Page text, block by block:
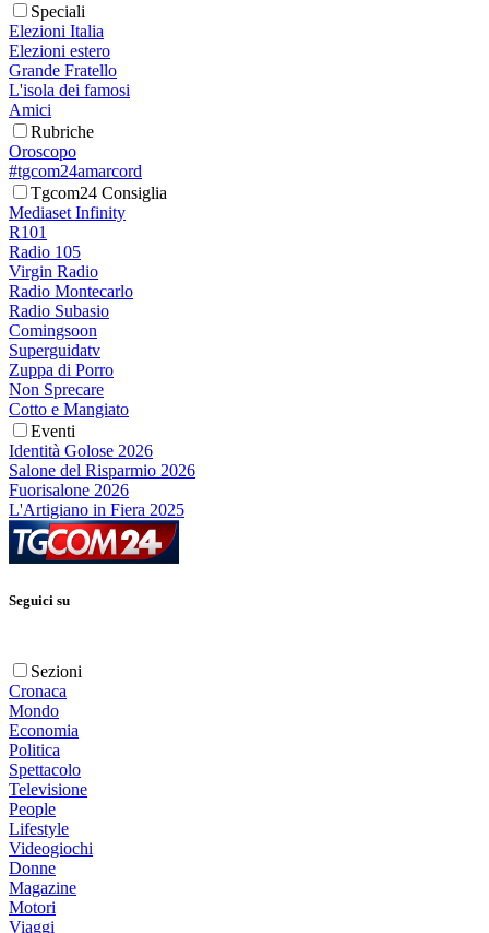
Speciali
Elezioni Italia
Elezioni estero
Grande Fratello
L'isola dei famosi
Amici
Rubriche
Oroscopo
#tgcom24amarcord
Tgcom24 Consiglia
Mediaset Infinity
R101
Radio 105
Virgin Radio
Radio Montecarlo
Radio Subasio
Comingsoon
Superguidatv
Zuppa di Porro
Non Sprecare
Cotto e Mangiato
Eventi
Identità Golose 2026
Salone del Risparmio 2026
Fuorisalone 2026
L'Artigiano in Fiera 2025
Seguici su
Sezioni
Cronaca
Mondo
Economia
Politica
Spettacolo
Televisione
People
Lifestyle
Videogiochi
Donne
Magazine
Motori
Viaggi